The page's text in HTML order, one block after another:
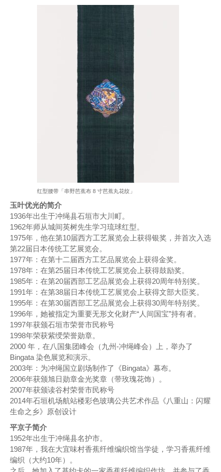
红型腰带「串野芭蕉布 8 寸芭蕉丸花纹」
玉叶优光的简介
1936年出生于冲绳县石垣市大川町。
1962年师从城间英树先生学习琉球红型。
1975年，他在第10届西方工艺展览会上获得银奖，并首次入选
第22届日本传统工艺展览会。
1977年：在第十二届西方工艺品展览会上获得金奖。
1978年：在第25届日本传统工艺展览会上获得鼓励奖。
1985年：在第20届西部工艺品展览会上获得20周年特别奖。
1991年：在第38届日本传统工艺展览会上获得文部大臣奖。
1995年：在第30届西部工艺品展览会上获得30周年特别奖。
1996年，她被指定为重要无形文化财产“人间国宝”持有者。
1997年获颁石垣市荣誉市民称号
1998年荣获紫绶荣誉勋章。
2000 年，在八国集团峰会（九州-冲绳峰会）上，举办了
Bingata 染色展览和演示。
2003年：为冲绳国立剧场制作了《Bingata》幕布。
2006年获颁旭日勋章金光奖章（带玫瑰花饰）。
2007年获颁读谷村荣誉市民称号
2014年石垣机场航站楼彩色玻璃公共艺术作品《八重山：闪耀
生命之乡》原创设计
平京子简介
1952年出生于冲绳县名护市。
1987年，我在大宜味村香蕉纤维编织馆当学徒，学习香蕉纤维
编织（大约10年）。